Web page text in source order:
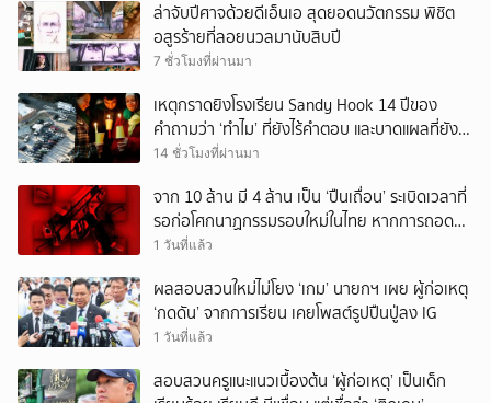
ล่าจับปีศาจด้วยดีเอ็นเอ สุดยอดนวัตกรรม พิชิต
อสูรร้ายที่ลอยนวลมานับสิบปี
7 ชั่วโมงที่ผ่านมา
เหตุกราดยิงโรงเรียน Sandy Hook 14 ปีของ
คำถามว่า ‘ทำไม’ ที่ยังไร้คำตอบ และบาดแผลที่ยัง
ทวงความรับผิดชอบไม่จบ
14 ชั่วโมงที่ผ่านมา
จาก 10 ล้าน มี 4 ล้าน เป็น ‘ปืนเถื่อน’ ระเบิดเวลาที่
รอก่อโศกนาฏกรรมรอบใหม่ในไทย หากการถอดบท
เรียนของรัฐเป็นเพียง ‘ลมปาก’
1 วันที่แล้ว
ผลสอบสวนใหม่ไม่โยง ‘เกม’ นายกฯ เผย ผู้ก่อเหตุ
‘กดดัน’ จากการเรียน เคยโพสต์รูปปืนปู่ลง IG
1 วันที่แล้ว
สอบสวนครูแนะแนวเบื้องต้น ‘ผู้ก่อเหตุ’ เป็นเด็ก